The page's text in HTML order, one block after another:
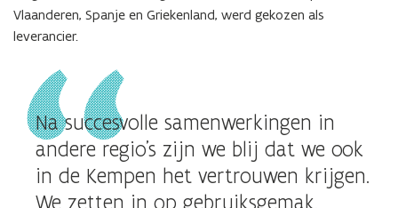
Vlaanderen, Spanje en Griekenland, werd gekozen als
leverancier.
Na succesvolle samenwerkingen in
andere regio’s zijn we blij dat we ook
in de Kempen het vertrouwen krijgen.